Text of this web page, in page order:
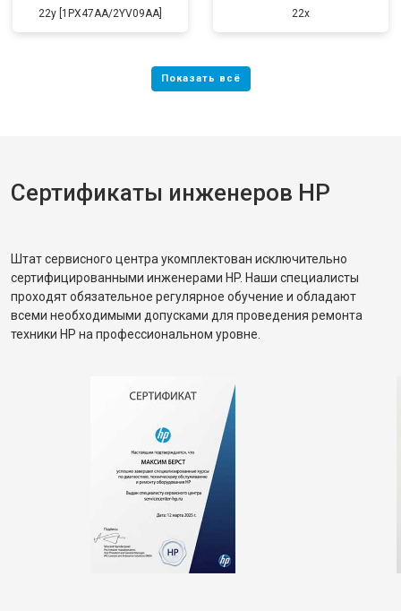
22y [1PX47AA/2YV09AA] 22x
Сертификаты инженеров HP
Штат сервисного центра укомплектован исключительно
сертифицированными инженерами HP. Наши специалисты
проходят обязательное регулярное обучение и обладают
всеми необходимыми допусками для проведения ремонта
техники HP на профессиональном уровне.